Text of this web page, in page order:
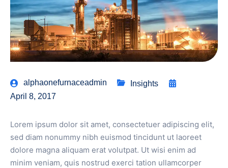
alphaonefurnaceadmin
Insights
April 8, 2017
Lorem ipsum dolor sit amet, consectetuer adipiscing elit,
sed diam nonummy nibh euismod tincidunt ut laoreet
dolore magna aliquam erat volutpat. Ut wisi enim ad
minim veniam, quis nostrud exerci tation ullamcorper